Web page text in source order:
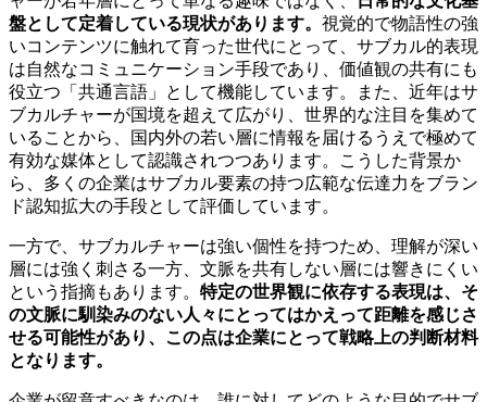
盤として定着している現状があります。 視覚的で物語性の強
いコンテンツに触れて育った世代にとって、サブカル的表現
は自然なコミュニケーション手段であり、価値観の共有にも
役立つ「共通言語」として機能しています。また、近年はサ
ブカルチャーが国境を超えて広がり、世界的な注目を集めて
いることから、国内外の若い層に情報を届けるうえで極めて
有効な媒体として認識されつつあります。こうした背景か
ら、多くの企業はサブカル要素の持つ広範な伝達力をブラン
ド認知拡大の手段として評価しています。
一方で、サブカルチャーは強い個性を持つため、理解が深い
層には強く刺さる一方、文脈を共有しない層には響きにくい
という指摘もあります。 特定の世界観に依存する表現は、そ
の文脈に馴染みのない人々にとってはかえって距離を感じさ
せる可能性があり、この点は企業にとって戦略上の判断材料
となります。